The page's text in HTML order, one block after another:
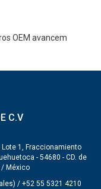
OEM avancem
C.V
Lote 1, Fraccionamiento
- 54680 - CD. de
/ México
/ +52 55 5321 4210